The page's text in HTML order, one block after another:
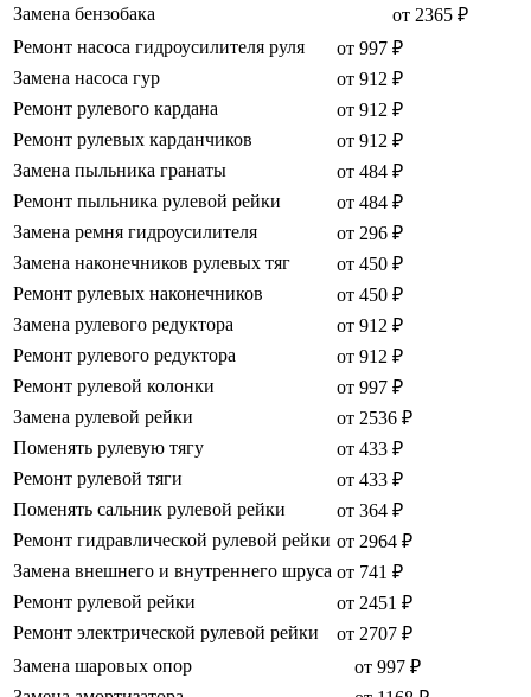
Замена бензобака
от 2365 ₽
Ремонт насоса гидроусилителя руля
от 997 ₽
Замена насоса гур
от 912 ₽
Ремонт рулевого кардана
от 912 ₽
Ремонт рулевых карданчиков
от 912 ₽
Замена пыльника гранаты
от 484 ₽
Ремонт пыльника рулевой рейки
от 484 ₽
Замена ремня гидроусилителя
от 296 ₽
Замена наконечников рулевых тяг
от 450 ₽
Ремонт рулевых наконечников
от 450 ₽
Замена рулевого редуктора
от 912 ₽
Ремонт рулевого редуктора
от 912 ₽
Ремонт рулевой колонки
от 997 ₽
Замена рулевой рейки
от 2536 ₽
Поменять рулевую тягу
от 433 ₽
Ремонт рулевой тяги
от 433 ₽
Поменять сальник рулевой рейки
от 364 ₽
Ремонт гидравлической рулевой рейки от 2964 ₽
Замена внешнего и внутреннего шруса от 741 ₽
Ремонт рулевой рейки
от 2451 ₽
Ремонт электрической рулевой рейки
от 2707 ₽
Замена шаровых опор
от 997 ₽